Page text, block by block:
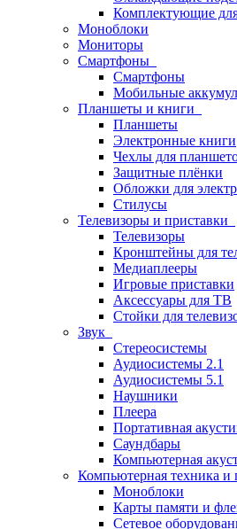
Комплектующие
Моноблоки
Мониторы
Смартфоны
Смартфоны
Мобильные
Планшеты и книги
Планшеты
Электронные книги
Чехлы для
Защитные плёнки
Обложки для
Стилусы
Телевизоры и приставки
Телевизоры
Кронштейны для
Медиаплееры
Игровые приставки
Аксессуары для ТВ
Стойки для
Звук
Стереосистемы
Аудиосистемы 2.1
Аудиосистемы 5.1
Наушники
Плеера
Портативная
Саундбары
Компьютерная
Компьютерная техника и
Моноблоки
Карты памяти и
Сетевое